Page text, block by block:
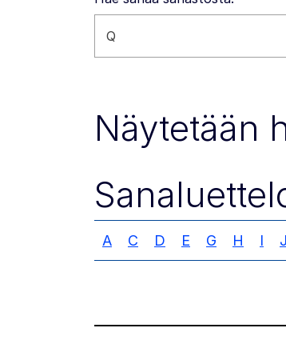
Hae tältä sivustolta
Näytetään
A C D E G H I J